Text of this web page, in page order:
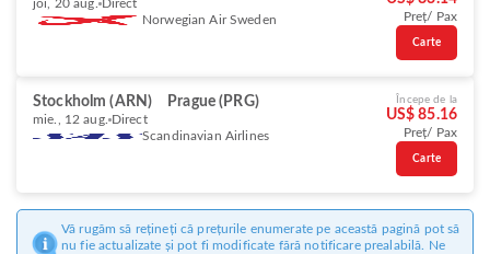
joi, 20 aug. Direct
Norwegian Air Sweden
Preț/ Pax
Carte
Stockholm (ARN) Prague (PRG)
mie., 12 aug. Direct
Scandinavian Airlines
Începe de la
US$ 85.16
Preț/ Pax
Carte
Vă rugăm să rețineți că prețurile enumerate pe această pagină pot să
nu fie actualizate și pot fi modificate fără notificare prealabilă. Ne